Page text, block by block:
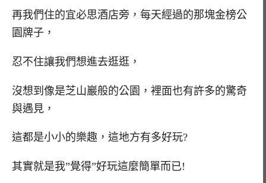
再我們住的宜必思酒店旁，每天經過的那塊金榜公
園牌子，
忍不住讓我們想進去逛逛，
沒想到像是芝山巖般的公園，裡面也有許多的驚奇
與遇見，
這都是小小的樂趣，這地方有多好玩?
其實就是我”覺得”好玩這麼簡單而已!